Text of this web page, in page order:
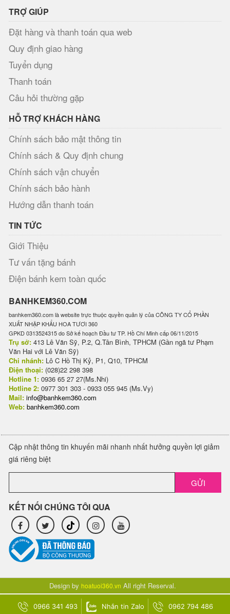
TRỢ GIÚP
Đặt hàng và thanh toán qua web
Quy định giao hàng
Tuyển dụng
Thanh toán
Câu hỏi thường gặp
HỖ TRỢ KHÁCH HÀNG
Chính sách bảo mật thông tin
Chính sách & Quy định chung
Chính sách vận chuyển
Chính sách bảo hành
Hướng dẫn thanh toán
TIN TỨC
Giới Thiệu
Tư vấn tặng bánh
Điện bánh kem toàn quốc
BANHKEM360.COM
banhkem360.com là website trực thuộc quyền quản lý của CÔNG TY CỔ PHẦN
XUẤT NHẬP KHẨU HOA TƯƠI 360
GPKD 0313524315 do Sở kế hoạch Đầu tư TP. Hồ Chí Minh cấp 06/11/2015
Trụ sở: 413 Lê Văn Sỹ, P.2, Q.Tân Bình, TPHCM (Gần ngã tư Phạm
Văn Hai với Lê Văn Sỹ)
Chi nhánh: Lô C Hồ Thị Kỷ, P1, Q10, TPHCM
Điện thoại: (028)22 298 398
Hotline 1: 0936 65 27 27(Ms.Nhi)
Hotline 2: 0977 301 303 - 0933 055 945 (Ms.Vy)
Mail: info@banhkem360.com
Web: banhkem360.com
Cập nhật thông tin khuyến mãi nhanh nhất hưởng quyền lợi giảm
giá riêng biệt
GỬI
KẾT NỐI CHÚNG TÔI QUA
Design by hoatuoi360.vn All right Reserval.
0966 341 493 Nhắn tin Zalo 0962 794 486